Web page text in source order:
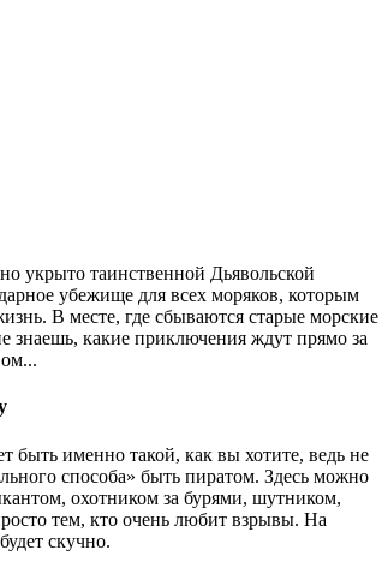
укрыто таинственной Дьявольской
убежище для всех моряков, которым
В месте, где сбываются старые морские
знаешь, какие приключения ждут прямо за
быть именно такой, как вы хотите, ведь не
способа» быть пиратом. Здесь можно
охотником за бурями, шутником,
тем, кто очень любит взрывы. На
скучно.